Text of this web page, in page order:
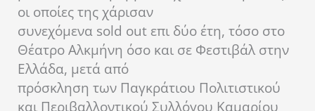
οι οποίες της χάρισαν
συνεχόμενα sold out επι δύο έτη, τόσο στο
Θέατρο Αλκμήνη όσο και σε Φεστιβάλ στην
Ελλάδα, μετά από
πρόσκληση των Παγκράτιου Πολιτιστικού
και Περιβαλλοντικού Συλλόγου Καμαρίου